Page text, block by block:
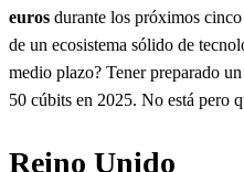
euros durante los próximos
de un ecosistema sólido de
medio plazo? Tener preparado
50 cúbits en 2025. No está pero
Reino Unido